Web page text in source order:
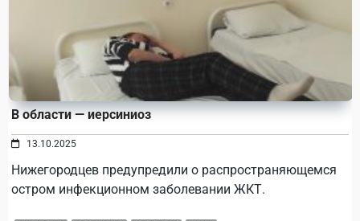
В области — иерсиниоз
13.10.2025
Нижегородцев предупредили о распространяющемся
остром инфекционном заболевании ЖКТ.